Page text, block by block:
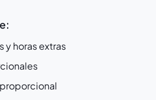
y horas extras